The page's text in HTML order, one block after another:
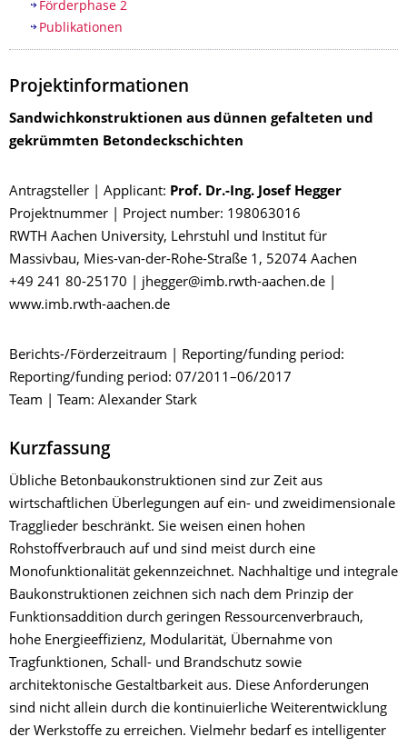
Förderphase 2
Publikationen
Projektinformationen
Sandwichkonstruktionen aus dünnen gefalteten und
gekrümmten Betondeckschichten
Antragsteller | Applicant: Prof. Dr.-Ing. Josef Hegger
Projektnummer | Project number: 198063016
RWTH Aachen University, Lehrstuhl und Institut für
Massivbau, Mies-van-der-Rohe-Straße 1, 52074 Aachen
+49 241 80-25170 | jhegger@imb.rwth-aachen.de |
www.imb.rwth-aachen.de
Berichts-/Förderzeitraum | Reporting/funding period:
Reporting/funding period: 07/2011–06/2017
Team | Team: Alexander Stark
Kurzfassung
Übliche Betonbaukonstruktionen sind zur Zeit aus
wirtschaftlichen Überlegungen auf ein- und zweidimensionale
Tragglieder beschränkt. Sie weisen einen hohen
Rohstoffverbrauch auf und sind meist durch eine
Monofunktionalität gekennzeichnet. Nachhaltige und integrale
Baukonstruktionen zeichnen sich nach dem Prinzip der
Funktionsaddition durch geringen Ressourcenverbrauch,
hohe Energieeffizienz, Modularität, Übernahme von
Tragfunktionen, Schall- und Brandschutz sowie
architektonische Gestaltbarkeit aus. Diese Anforderungen
sind nicht allein durch die kontinuierliche Weiterentwicklung
der Werkstoffe zu erreichen. Vielmehr bedarf es intelligenter